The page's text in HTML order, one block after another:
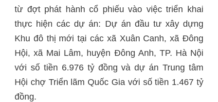
từ đợt phát hành cổ phiếu vào việc triển khai
thực hiện các dự án: Dự án đầu tư xây dựng
Khu đô thị mới tại các xã Xuân Canh, xã Đông
Hội, xã Mai Lâm, huyện Đông Anh, TP. Hà Nội
với số tiền 6.976 tỷ đồng và dự án Trung tâm
Hội chợ Triển lãm Quốc Gia với số tiền 1.467 tỷ
đồng.